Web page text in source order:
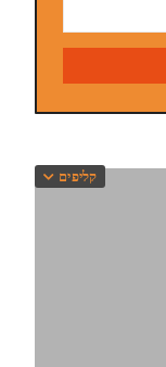
קליפים